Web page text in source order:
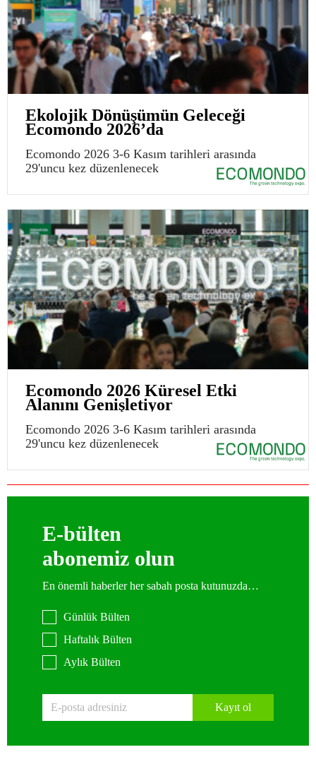
Ekolojik Dönüşümün Geleceği
Ecomondo 2026’da
Ecomondo 2026 3-6 Kasım tarihleri arasında
29'uncu kez düzenlenecek
Ecomondo 2026 Küresel Etki
Alanını Genişletiyor
Ecomondo 2026 3-6 Kasım tarihleri arasında
29'uncu kez düzenlenecek
E-bülten
abonemiz olun
En önemli haberler her sabah posta kutunuzda…
Günlük Bülten
Haftalık Bülten
Aylık Bülten
Kayıt ol